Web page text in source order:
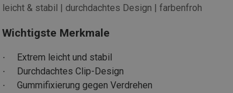
leicht & stabil | durchdachtes Design | farbenfroh
Wichtigste Merkmale
· Extrem leicht und stabil
· Durchdachtes Clip-Design
· Gummifixierung gegen Verdrehen